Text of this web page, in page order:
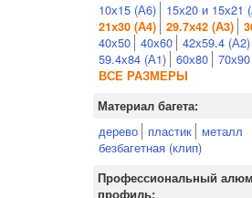
10х15 (А6) 15х20 и 15х21
21х30 (А4) 29.7х42 (А3)
40х50 40х60 42х59.4 (А2)
59.4х84 (А1) 60х80 70х90
ВСЕ РАЗМЕРЫ
Материал багета:
дерево пластик
металл
безбагетная (клип)
Профессиональный
профиль: